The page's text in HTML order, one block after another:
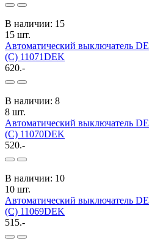
В наличии: 15
15 шт.
Автоматический выключатель
(C) 11071DEK
620.-
В наличии: 8
8 шт.
Автоматический выключатель
(C) 11070DEK
520.-
В наличии: 10
10 шт.
Автоматический выключатель
(C) 11069DEK
515.-